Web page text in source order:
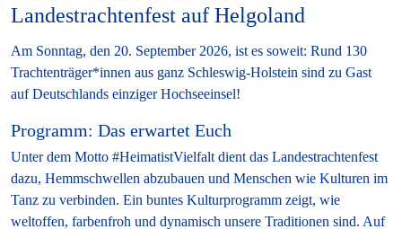
Landestrachtenfest auf Helgoland
Am Sonntag, den 20. September 2026, ist es soweit: Rund 130
Trachtenträger*innen aus ganz Schleswig-Holstein sind zu Gast
auf Deutschlands einziger Hochseeinsel!
Programm: Das erwartet Euch
Unter dem Motto #HeimatistVielfalt dient das Landestrachtenfest
dazu, Hemmschwellen abzubauen und Menschen wie Kulturen im
Tanz zu verbinden. Ein buntes Kulturprogramm zeigt, wie
weltoffen, farbenfroh und dynamisch unsere Traditionen sind. Auf